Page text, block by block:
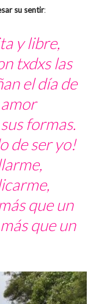
su sentir:
y libre,
txdxs las
el día de
formas.
de ser yo!
que un
que un